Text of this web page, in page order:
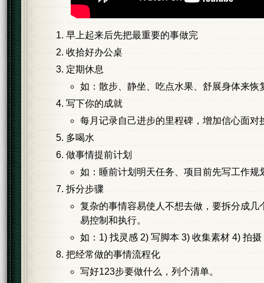
早上起来后先把最重要的事做完
收拾好办公桌
定期休息
如：散步、静坐、吃点水果、舒展身体来恢
写下你的成就
每月记录自己进步的里程碑，增加信心面对
多喝水
做事情提前计划
如：睡前计划明天任务、项目前先写工作规
拆分步骤
复杂的事情容易使人不想去做，要拆分成几
易控制和执行。
如：1) 找灵感 2) 写脚本 3) 收集素材 4) 拍摄
把经常做的事情流程化
写好123步要做什么，列个清单。